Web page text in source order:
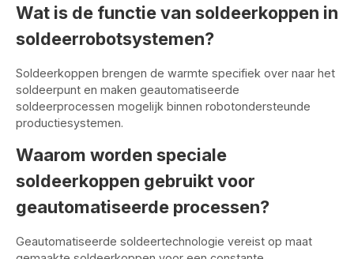
Wat is de functie van soldeerkoppen in
soldeerrobotsystemen?
Soldeerkoppen brengen de warmte specifiek over naar het
soldeerpunt en maken geautomatiseerde
soldeerprocessen mogelijk binnen robotondersteunde
productiesystemen.
Waarom worden speciale
soldeerkoppen gebruikt voor
geautomatiseerde processen?
Geautomatiseerde soldeertechnologie vereist op maat